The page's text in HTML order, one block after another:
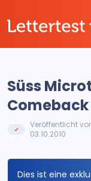
Süss
Comeback
Veröffentlicht
03.10.2010
Dies ist eine